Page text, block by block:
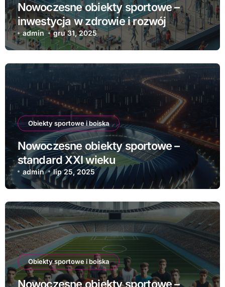
Nowoczesne obiekty sportowe –
inwestycja w zdrowie i rozwój
admin gru 31, 2025
Obiekty sportowe i boiska
Nowoczesne obiekty sportowe –
standard XXI wieku
admin lip 25, 2025
Obiekty sportowe i boiska
Nowoczesne obiekty sportowe –